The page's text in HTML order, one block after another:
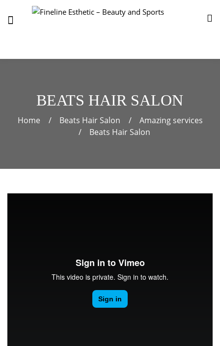
BEATS HAIR SALON
Home Beats Hair Salon
Amazing services
Beats Hair Salon